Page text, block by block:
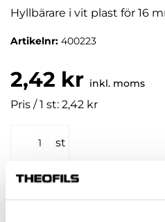
Hyllbärare i vit plast för 16
Artikelnr: 400223
2,42 kr inkl. moms
Pris / 1 st: 2,42 kr
st